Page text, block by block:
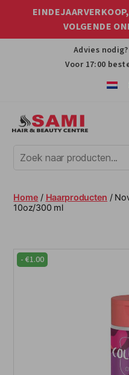
VOLGENDE
Advies
Voor 17:00
Afro
Hair
Beauty
Centre
Home / Haarproducten /
10oz/300 ml
-€1.00